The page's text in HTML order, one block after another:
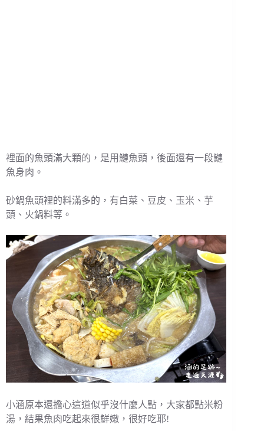
裡面的魚頭滿大顆的，是用鰱魚頭，後面還有一段鰱
魚身肉。
砂鍋魚頭裡的料滿多的，有白菜、豆皮、玉米、芋
頭、火鍋料等。
小涵原本還擔心這道似乎沒什麼人點，大家都點米粉
湯，結果魚肉吃起來很鮮嫩，很好吃耶!